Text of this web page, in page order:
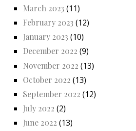
March 2023 (11)
February 2023 (12)
January 2023 (10)
December 2022 (9)
November 2022 (13)
October 2022 (13)
September 2022 (12)
July 2022 (2)
June 2022 (13)